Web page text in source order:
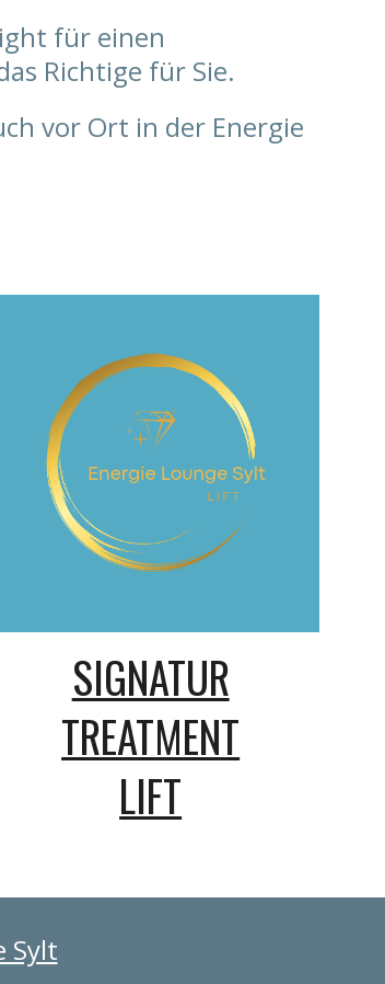
für einen
Richtige für Sie.
vor Ort in der Energie
SIGNATUR
TREATMENT
LIFT
Sylt